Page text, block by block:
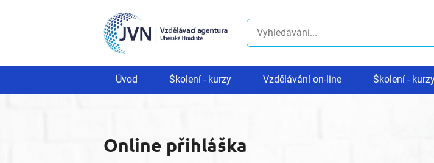
Úvod Školení - kurzy Vzdělávání on-line Školení -
Online přihláška